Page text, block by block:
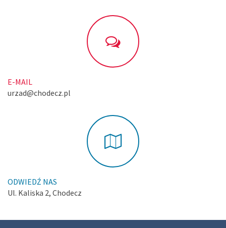
E-MAIL
urzad@chodecz.pl
ODWIEDŹ NAS
Ul. Kaliska 2, Chodecz